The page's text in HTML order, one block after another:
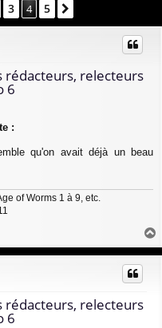
3 4 5
rédacteurs, relecteurs
6
:
qu'on avait déjà un beau
of Worms 1 à 9, etc.
a
u
rédacteurs, relecteurs
6